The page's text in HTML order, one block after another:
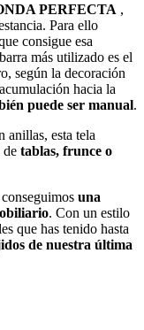
PERFECTA ,
Para ello
consigue esa
más utilizado es el
según la decoración
hacia la
puede ser manual.
anillas, esta tela
de tablas, frunce o
una
. Con un estilo
que has tenido hasta
de nuestra última